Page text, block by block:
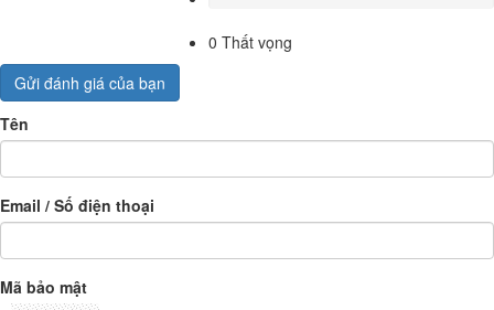
0 Thất vọng
Gửi đánh giá của bạn
Tên
Email / Số điện thoại
Mã bảo mật